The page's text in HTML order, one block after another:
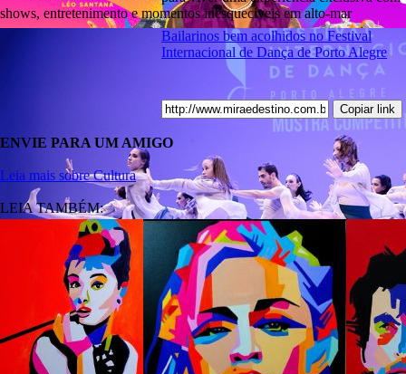
shows, entretenimento e momentos inesquecíveis em alto-mar
Bailarinos bem acolhidos no Festival
Internacional de Dança de Porto Alegre
Copiar link
ENVIE PARA UM AMIGO
Leia mais sobre Cultura
LEIA TAMBÉM: